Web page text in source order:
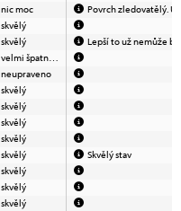
nic moc
Povrch zledovatělý. U
skvělý
skvělý
Lepší to už nemůže
velmi špatný (nejezdit)
neupraveno
skvělý
skvělý
skvělý
skvělý
skvělý
Skvělý stav
skvělý
skvělý
skvělý